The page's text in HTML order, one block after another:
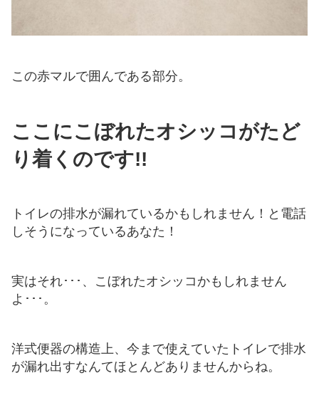
この赤マルで囲んである部分。
ここにこぼれたオシッコがたど
り着くのです!!
トイレの排水が漏れているかもしれません！と電話
しそうになっているあなた！
実はそれ･･･、こぼれたオシッコかもしれません
よ･･･。
洋式便器の構造上、今まで使えていたトイレで排水
が漏れ出すなんてほとんどありませんからね。